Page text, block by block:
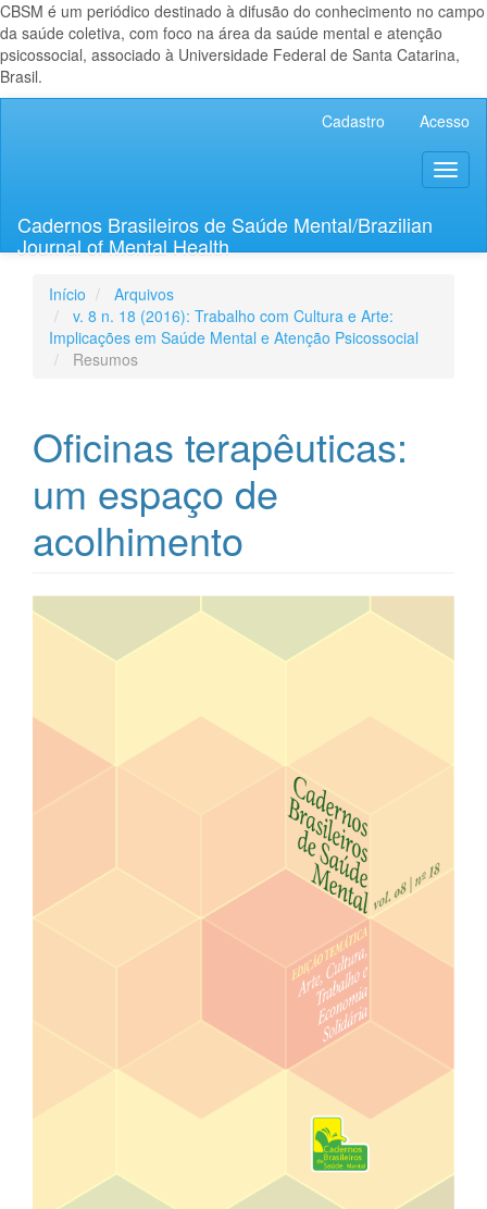
CBSM é um periódico destinado à difusão do conhecimento no campo
da saúde coletiva, com foco na área da saúde mental e atenção
psicossocial, associado à Universidade Federal de Santa Catarina,
Brasil.
Lateral
Cadastro Acesso
Cadernos Brasileiros de Saúde Mental/Brazilian
Journal of Mental Health
Início
Arquivos
v. 8 n. 18 (2016): Trabalho com Cultura e Arte:
Implicações em Saúde Mental e Atenção Psicossocial
Resumos
Oficinas terapêuticas:
um espaço de
acolhimento
Barra
lateral
artigos